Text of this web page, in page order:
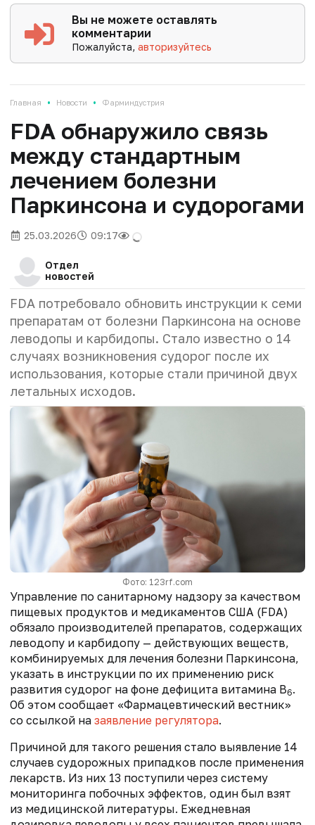
Вы не можете оставлять
комментарии
Пожалуйста,авторизуйтесь
Главная • Новости • Фарминдустрия
FDA обнаружило связь
между стандартным
лечением болезни
Паркинсона и судорогами
25.03.2026 09:17
Отдел
новостей
FDA потребовало обновить инструкции к семи
препаратам от болезни Паркинсона на основе
леводопы и карбидопы. Стало известно о 14
случаях возникновения судорог после их
использования, которые стали причиной двух
летальных исходов.
Фото: 123rf.com
Управление по санитарному надзору за качеством
пищевых продуктов и медикаментов США (FDA)
обязало производителей препаратов, содержащих
леводопу и карбидопу — действующих веществ,
комбинируемых для лечения болезни Паркинсона,
указать в инструкции по их применению риск
развития судорог на фоне дефицита витамина B6.
Об этом сообщает «Фармацевтический вестник»
со ссылкой на заявление регулятора.
Причиной для такого решения стало выявление 14
случаев судорожных припадков после применения
лекарств. Из них 13 поступили через систему
мониторинга побочных эффектов, один был взят
из медицинской литературы. Ежедневная